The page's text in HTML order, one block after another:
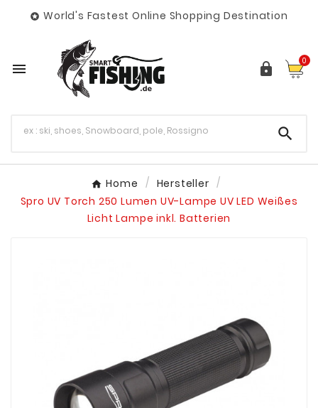
 World's Fastest Online Shopping Destination
  0

Home
Hersteller
Spro UV Torch 250 Lumen UV-Lampe UV LED Weißes
Licht Lampe inkl. Batterien